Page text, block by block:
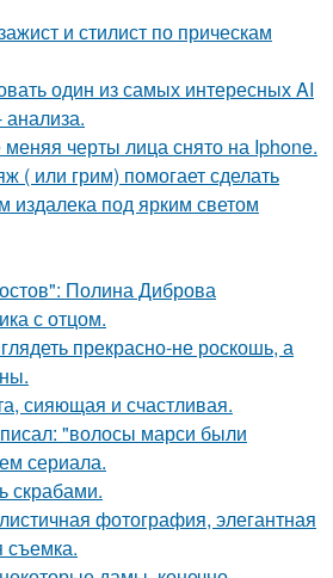
и стилист по прическам
один из самых интересных AI
черты лица снято на Iphone.
( или грим) помогает сделать
издалека под ярким светом
Полина Диброва
с отцом.
прекрасно-не роскошь, а
сияющая и счастливая.
"волосы марси были
сериала.
скрабами.
фотография, элегантная
съемка.